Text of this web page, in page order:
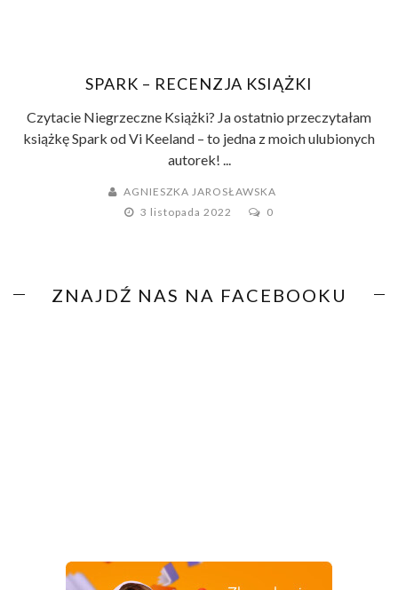
SPARK – RECENZJA KSIĄŻKI
Czytacie Niegrzeczne Książki? Ja ostatnio przeczytałam
książkę Spark od Vi Keeland – to jedna z moich ulubionych
autorek! ...
AGNIESZKA JAROSŁAWSKA
3 listopada 2022
0
ZNAJDŹ NAS NA FACEBOOKU